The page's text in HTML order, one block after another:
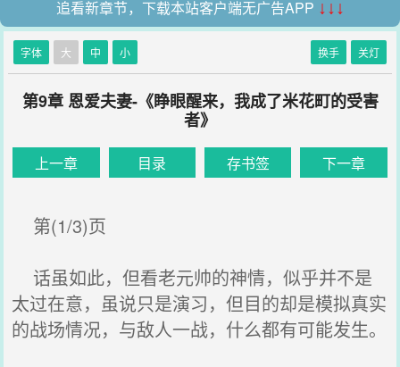
追看新章节，下载本站客户端无广告APP ↓↓↓
字体 大 中 小 换手 关灯
第9章 恩爱夫妻-《睁眼醒来，我成了米花町的受害
者》
上一章 目录 存书签 下一章
第(1/3)页
话虽如此，但看老元帅的神情，似乎并不是
太过在意，虽说只是演习，但目的却是模拟真实
的战场情况，与敌人一战，什么都有可能发生。